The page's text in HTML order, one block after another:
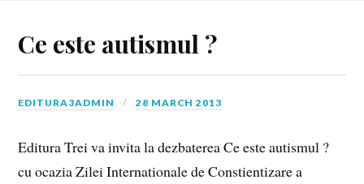
Ce este autismul ?
EDITURA3ADMIN 28 MARCH 2013
Editura Trei va invita la dezbaterea Ce este autismul ?
cu ocazia Zilei Internationale de Constientizare a